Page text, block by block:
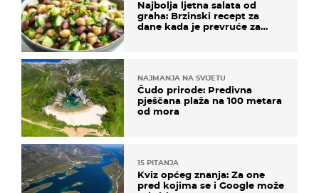
Najbolja ljetna salata od
graha: Brzinski recept za
dane kada je prevruće za
NAJMANJA NA SVIJETU
Čudo prirode: Predivna
pješčana plaža na 100 metara
od mora
15 PITANJA
Kviz općeg znanja: Za one
pred kojima se i Google može